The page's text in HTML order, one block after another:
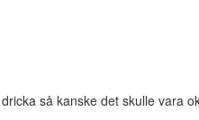
så kanske det skulle